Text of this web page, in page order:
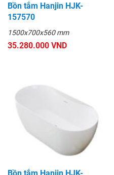
Bồn tắm Hanjin HJK-
157570
1500x700x560 mm
35.280.000 VND